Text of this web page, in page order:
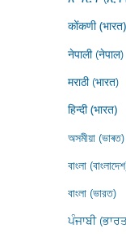
कोंकणी (भारत)
नेपाली (नेपाल)
मराठी (भारत)
हिन्दी (भारत)
অসমীয়া (ভাৰত)
বাংলা
বাংলা (ভারত)
ਪੰਜਾਬੀ